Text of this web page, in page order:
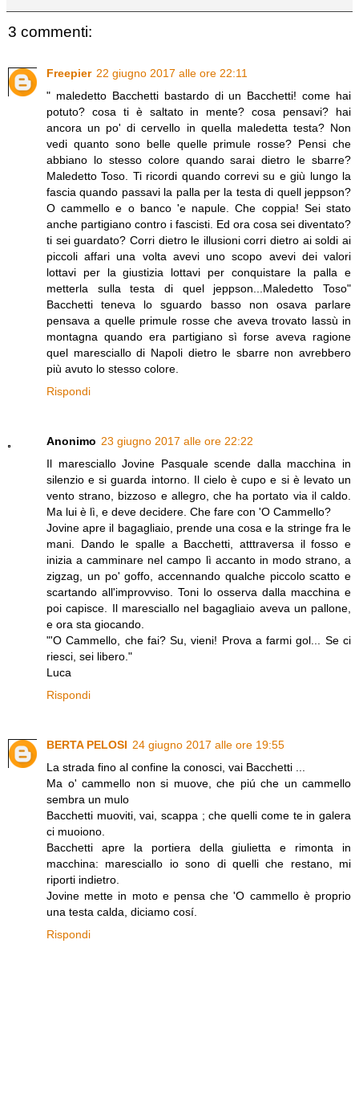
3 commenti:
Freepier 22 giugno 2017 alle ore 22:11
" maledetto Bacchetti bastardo di un Bacchetti! come hai
potuto? cosa ti è saltato in mente? cosa pensavi? hai
ancora un po' di cervello in quella maledetta testa? Non
vedi quanto sono belle quelle primule rosse? Pensi che
abbiano lo stesso colore quando sarai dietro le sbarre?
Maledetto Toso. Ti ricordi quando correvi su e giù lungo la
fascia quando passavi la palla per la testa di quell jeppson?
O cammello e o banco 'e napule. Che coppia! Sei stato
anche partigiano contro i fascisti. Ed ora cosa sei diventato?
ti sei guardato? Corri dietro le illusioni corri dietro ai soldi ai
piccoli affari una volta avevi uno scopo avevi dei valori
lottavi per la giustizia lottavi per conquistare la palla e
metterla sulla testa di quel jeppson...Maledetto Toso"
Bacchetti teneva lo sguardo basso non osava parlare
pensava a quelle primule rosse che aveva trovato lassù in
montagna quando era partigiano sì forse aveva ragione
quel maresciallo di Napoli dietro le sbarre non avrebbero
più avuto lo stesso colore.
Rispondi
Anonimo 23 giugno 2017 alle ore 22:22
Il maresciallo Jovine Pasquale scende dalla macchina in
silenzio e si guarda intorno. Il cielo è cupo e si è levato un
vento strano, bizzoso e allegro, che ha portato via il caldo.
Ma lui è lì, e deve decidere. Che fare con 'O Cammello?
Jovine apre il bagagliaio, prende una cosa e la stringe fra le
mani. Dando le spalle a Bacchetti, atttraversa il fosso e
inizia a camminare nel campo lì accanto in modo strano, a
zigzag, un po' goffo, accennando qualche piccolo scatto e
scartando all'improvviso. Toni lo osserva dalla macchina e
poi capisce. Il maresciallo nel bagagliaio aveva un pallone,
e ora sta giocando.
"'O Cammello, che fai? Su, vieni! Prova a farmi gol... Se ci
riesci, sei libero."
Luca
Rispondi
BERTA PELOSI 24 giugno 2017 alle ore 19:55
La strada fino al confine la conosci, vai Bacchetti ...
Ma o' cammello non si muove, che piú che un cammello
sembra un mulo
Bacchetti muoviti, vai, scappa ; che quelli come te in galera
ci muoiono.
Bacchetti apre la portiera della giulietta e rimonta in
macchina: maresciallo io sono di quelli che restano, mi
riporti indietro.
Jovine mette in moto e pensa che 'O cammello è proprio
una testa calda, diciamo cosí.
Rispondi